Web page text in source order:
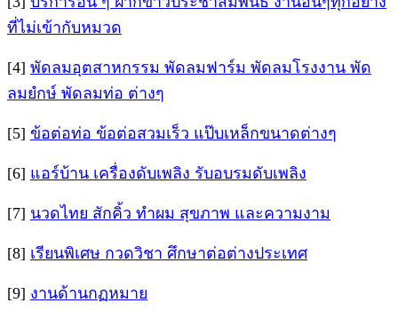
ที่ไม่เข้ากับหมวด
[4] พัดลมอุตสาหกรรม พัดลมฟาร์ม พัดลมโรงงาน พัด
ลมยํกษ์ พัดลมท่อ ต่างๆ
[5] ข้อต่อท่อ ข้อต่อสวมเร็ว แป๊บเหล็กขนาดต่างๆ
[6] แอร์บ้าน เครื่องดับเพลิง รับอบรมดับเพลิง
[7] นวดไทย สักคิ้ว ทำผม สุขภาพ และความงาม
[8] เรียนพิเศษ กวดวิชา ศึกษาต่อต่างประเทศ
[9] งานด้านกฏหมาย